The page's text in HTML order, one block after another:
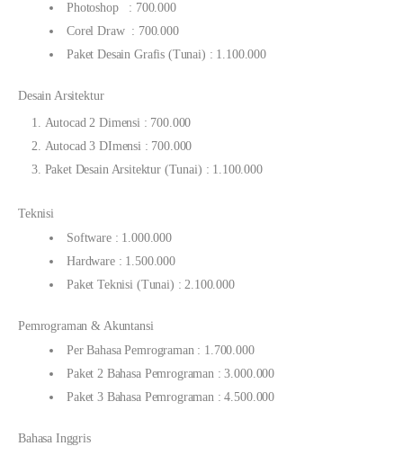
Photoshop : 700.000
Corel Draw : 700.000
Paket Desain Grafis (Tunai) : 1.100.000
Desain Arsitektur
Autocad 2 Dimensi : 700.000
Autocad 3 DImensi : 700.000
Paket Desain Arsitektur (Tunai) : 1.100.000
Teknisi
Software : 1.000.000
Hardware : 1.500.000
Paket Teknisi (Tunai) : 2.100.000
Pemrograman & Akuntansi
Per Bahasa Pemrograman : 1.700.000
Paket 2 Bahasa Pemrograman : 3.000.000
Paket 3 Bahasa Pemrograman : 4.500.000
Bahasa Inggris